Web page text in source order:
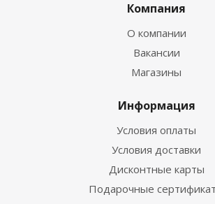
Компания
О компании
Вакансии
Магазины
Информация
Условия оплаты
Условия доставки
Дисконтные карты
Подарочные